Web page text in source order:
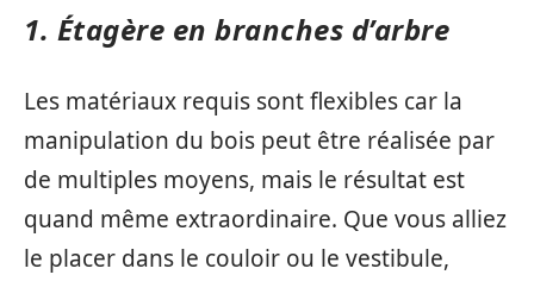
1. Étagère en branches d’arbre
Les matériaux requis sont flexibles car la
manipulation du bois peut être réalisée par
de multiples moyens, mais le résultat est
quand même extraordinaire. Que vous alliez
le placer dans le couloir ou le vestibule,